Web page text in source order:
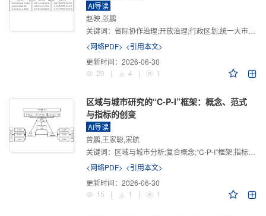
AI导读
赵映,张鹏
关键词： 省际协作治理;开放治理;行政区划;统一大市场;新发展格局
<网络PDF> <引用本文>
更新时间： 2026-06-30
20
| 4 | 1
区域与城市研究的“C-P-I”框架：概念、范式
与指标的创变
AI导读
曾鹏,王家聪,宋航
关键词： 区域与城市分析;复合概念;“C-P-I”框架;指标体系
<网络PDF> <引用本文>
更新时间： 2026-06-30
15
| 1 | 1